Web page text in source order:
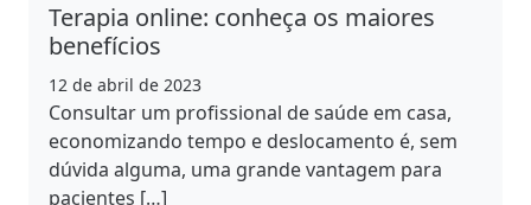
Terapia online: conheça os maiores
benefícios
12 de abril de 2023
Consultar um profissional de saúde em casa,
economizando tempo e deslocamento é, sem
dúvida alguma, uma grande vantagem para
pacientes […]